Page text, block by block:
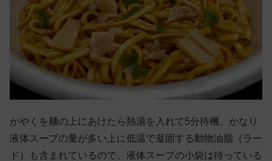
かやくを麺の上にあけたら熱湯を入れて5分待機、かなり
液体スープの量が多い上に低温で凝固する動物油脂（ラー
ド）も含まれているので、液体スープの小袋は待っている